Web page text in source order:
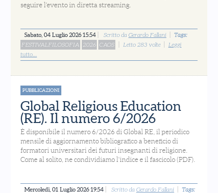
seguire l'evento in diretta streaming.
Sabato, 04 Luglio 2026 15:54 Scritto da Gerardo Fallani
Tags:
FESTIVALFILOSOFIA
2026 CAOS Letto 283 volte
Leggi
tutto...
PUBBLICAZIONI
Global Religious Education
(RE). Il numero 6/2026
È disponibile il numero 6/2026 di Global RE, il periodico
mensile di aggiornamento bibliografico a beneficio di
formatori universitari dei futuri insegnanti di religione.
Come al solito, ne condividiamo l'indice e il fascicolo (PDF).
Mercoledì, 01 Luglio 2026 19:54 Scritto da Gerardo Fallani
Tags: